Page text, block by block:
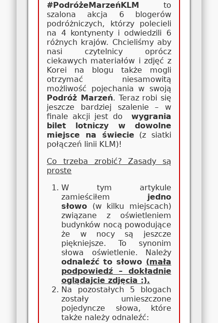
#PodróżeMarzeńKLM
to
szalona akcja 6 blogerów
podróżniczych, którzy polecieli
na 4 kontynenty i odwiedzili 6
różnych krajów. Chcieliśmy aby
nasi czytelnicy oprócz
ciekawych materiałów i zdjęć z
Korei na blogu także mogli
otrzymać niesamowitą
możliwość pojechania w swoją
Podróż Marzeń. Teraz robi się
jeszcze bardziej szalenie – w
finale akcji jest do wygrania
bilet lotniczy w dowolne
miejsce na świecie (z siatki
połączeń linii KLM)!
Co trzeba zrobić? Zasady są
proste
W tym artykule
zamieściłem jedno
słowo (w kilku miejscach)
związane z oświetleniem
budynków nocą powodujące
że w nocy są jeszcze
piękniejsze. To synonim
słowa oświetlenie. Należy
odnaleźć to słowo (mała
podpowiedź – dokładnie
oglądajcie zdjęcia :).
Na pozostałych 5 blogach
zostały umieszczone
pojedyncze słowa, które
także należy odnaleźć: